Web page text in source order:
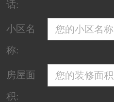
话:
小区名
称:
房屋面
积: